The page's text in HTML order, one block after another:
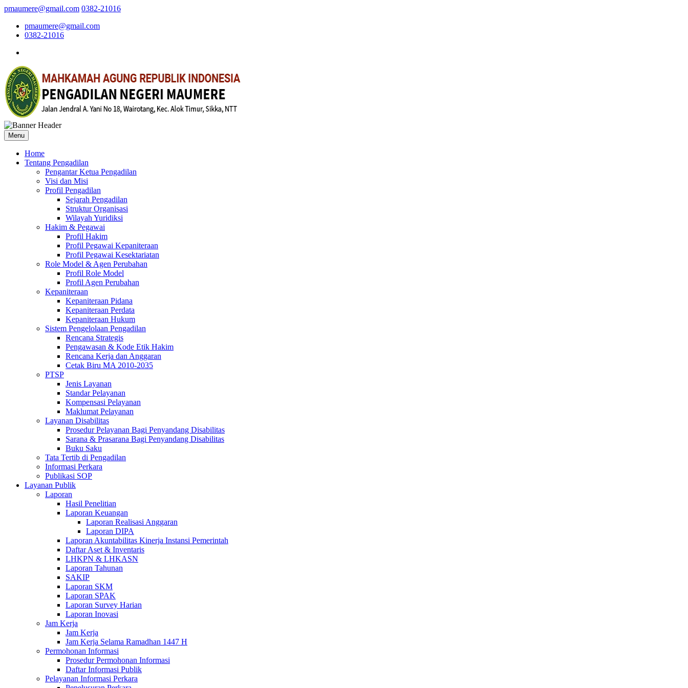
pmaumere@gmail.com 0382-21016
pmaumere@gmail.com
0382-21016
Menu
Home
Tentang Pengadilan
Pengantar Ketua Pengadilan
Visi dan Misi
Profil Pengadilan
Sejarah Pengadilan
Struktur Organisasi
Wilayah Yuridiksi
Hakim & Pegawai
Profil Hakim
Profil Pegawai Kepaniteraan
Profil Pegawai Kesektariatan
Role Model & Agen Perubahan
Profil Role Model
Profil Agen Perubahan
Kepaniteraan
Kepaniteraan Pidana
Kepaniteraan Perdata
Kepaniteraan Hukum
Sistem Pengelolaan Pengadilan
Rencana Strategis
Pengawasan & Kode Etik Hakim
Rencana Kerja dan Anggaran
Cetak Biru MA 2010-2035
PTSP
Jenis Layanan
Standar Pelayanan
Kompensasi Pelayanan
Maklumat Pelayanan
Layanan Disabilitas
Prosedur Pelayanan Bagi Penyandang Disabilitas
Sarana & Prasarana Bagi Penyandang Disabilitas
Buku Saku
Tata Tertib di Pengadilan
Informasi Perkara
Publikasi SOP
Layanan Publik
Laporan
Hasil Penelitian
Laporan Keuangan
Laporan Realisasi Anggaran
Laporan DIPA
Laporan Akuntabilitas Kinerja Instansi Pemerintah
Daftar Aset & Inventaris
LHKPN & LHKASN
Laporan Tahunan
SAKIP
Laporan SKM
Laporan SPAK
Laporan Survey Harian
Laporan Inovasi
Jam Kerja
Jam Kerja
Jam Kerja Selama Ramadhan 1447 H
Permohonan Informasi
Prosedur Permohonan Informasi
Daftar Informasi Publik
Pelayanan Informasi Perkara